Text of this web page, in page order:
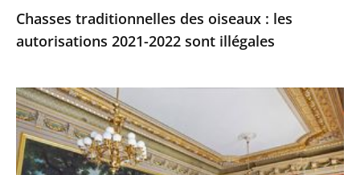
Chasses traditionnelles des oiseaux : les
autorisations 2021-2022 sont illégales
Ocean
Viking
:
le